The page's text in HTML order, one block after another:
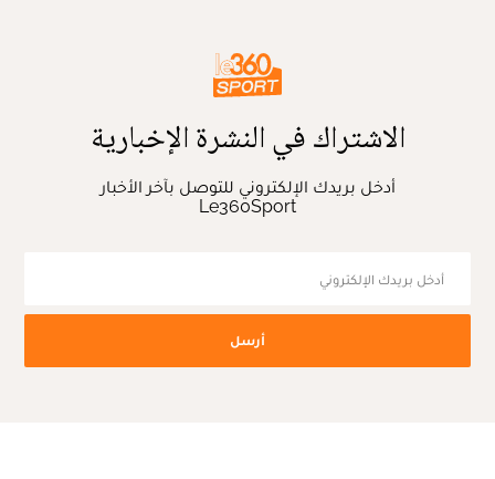
الاشتراك في النشرة الإخبارية
أدخل بريدك الإلكتروني للتوصل بآخر الأخبار
Le360Sport
أرسل